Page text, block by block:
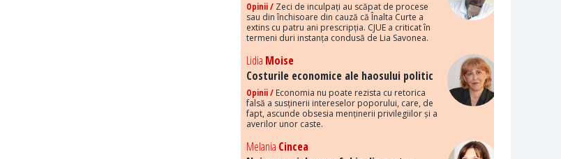
Opinii / Zeci de inculpați au scăpat de procese
sau din închisoare din cauză că Înalta Curte a
extins cu patru ani prescripția. CJUE a criticat în
termeni duri instanța condusă de Lia Savonea.
Lidia Moise
Costurile economice ale haosului politic
Opinii / Economia nu poate rezista cu retorica
falsă a susținerii intereselor poporului, care, de
fapt, ascunde obsesia menținerii privilegiilor și a
averilor unor caste.
Melania Cincea